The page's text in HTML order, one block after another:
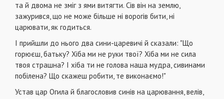
та й двома не зміг з ями витягти. Сів він на землю,
зажурився, що не може більше ні ворогів бити, ні
царювати, як годиться.
І прийшли до нього два сини-царевичі й сказали: "Що
горюєш, батьку? Хіба ми не руки твої? Хіба ми не сила
твоя страшна? І хіба ти не голова наша мудра, сивинами
побілена? Що скажеш робити, те виконаємо!"
Устав цар Огила й благословив синів на царювання, велів,